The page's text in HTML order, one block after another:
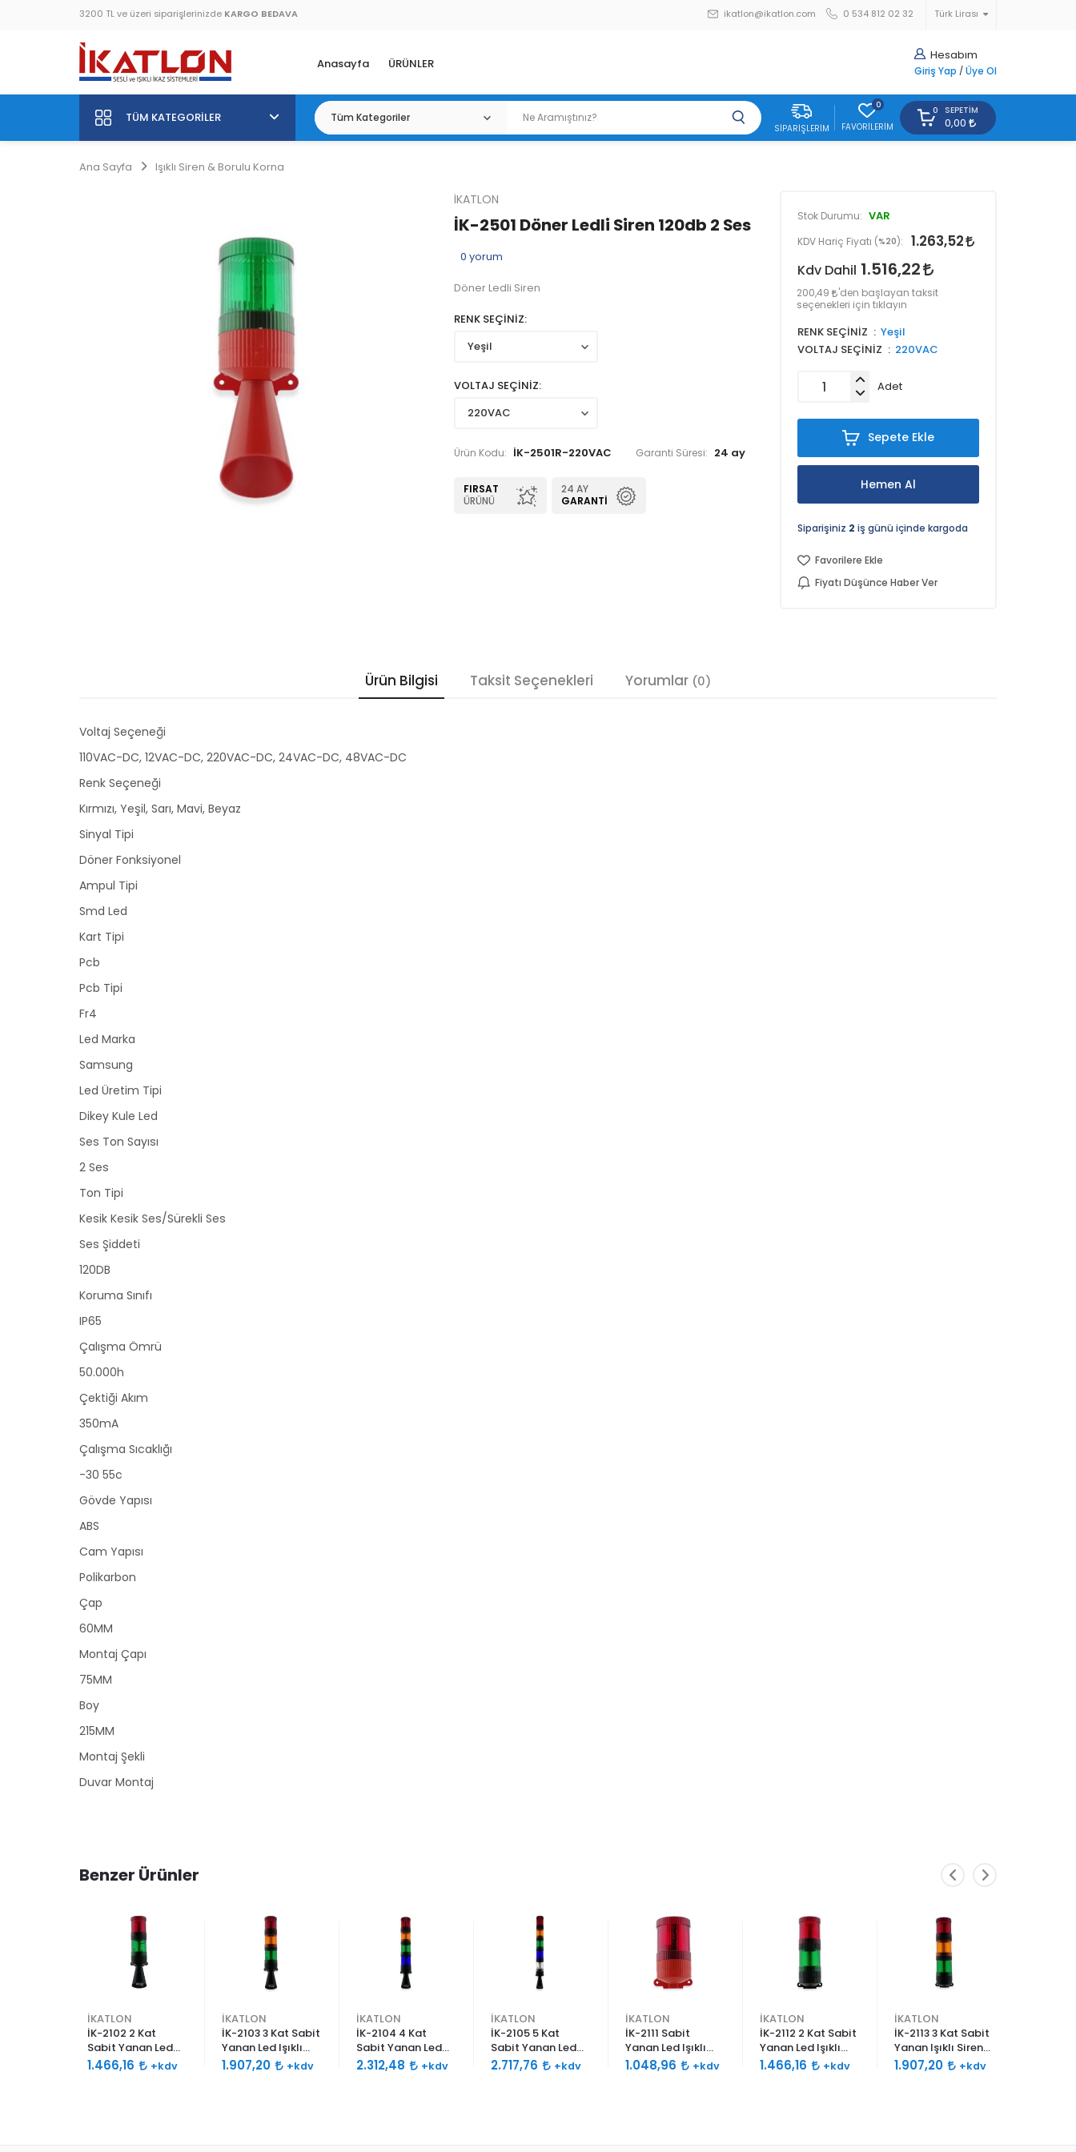
3200 TL ve üzeri siparişlerinizde KARGO BEDAVA Türk Lirası
ikatlon@ikatlon.com 0 534 812 02 32
Hesabım
Giriş Yap / Üye Ol
Anasayfa ÜRÜNLER
TÜM KATEGORILER
SIPARIŞLERIM
0
FAVORILERIM
0 SEPETIM
0,00
Ana Sayfa Işıklı Siren & Borulu Korna
İKATLON
İK-2501 Döner Ledli Siren 120db 2 Ses
0 yorum
Döner Ledli Siren
RENK SEÇİNİZ
VOLTAJ SEÇİNİZ
Ürün Kodu: İK-2501R-220VAC Garanti Süresi: 24 ay
FIRSAT
ÜRÜNÜ
24 AY
GARANTI
Stok Durumu: VAR
KDV Hariç Fiyatı (%20 ): 1.263,52
Kdv Dahil 1.516,22
200,49
'den başlayan taksit
seçenekleri için tıklayın
RENK SEÇİNİZ
Yeşil
VOLTAJ SEÇİNİZ
220VAC
Adet
Sepete Ekle
Hemen Al
Siparişiniz 2 iş günü içinde kargoda
Favorilere Ekle
Fiyatı Düşünce Haber Ver
Ürün Bilgisi Taksit Seçenekleri Yorumlar (0)
Voltaj Seçeneği
110VAC-DC, 12VAC-DC, 220VAC-DC, 24VAC-DC, 48VAC-DC
Renk Seçeneği
Kırmızı, Yeşil, Sarı, Mavi, Beyaz
Sinyal Tipi
Döner Fonksiyonel
Ampul Tipi
Smd Led
Kart Tipi
Pcb
Pcb Tipi
Fr4
Led Marka
Samsung
Led Üretim Tipi
Dikey Kule Led
Ses Ton Sayısı
2 Ses
Ton Tipi
Kesik Kesik Ses/Sürekli Ses
Ses Şiddeti
120DB
Koruma Sınıfı
IP65
Çalışma Ömrü
50.000h
Çektiği Akım
350mA
Çalışma Sıcaklığı
-30 55c
Gövde Yapısı
ABS
Cam Yapısı
Polikarbon
Çap
60MM
Montaj Çapı
75MM
Boy
215MM
Montaj Şekli
Duvar Montaj
Benzer Ürünler
İKATLON
İK-2102 2 Kat
Sabit Yanan Led
Işıklı Siren 120db
1.466,16 +kdv
İKATLON
İK-2103 3 Kat Sabit
Yanan Led Işıklı
Siren 120db Çift
1.907,20 +kdv
İKATLON
İK-2104 4 Kat
Sabit Yanan Led
Işıklı Siren 120db
2.312,48 +kdv
İKATLON
İK-2105 5 Kat
Sabit Yanan Led
Işıklı Siren 120db
2.717,76 +kdv
İKATLON
İK-2111 Sabit
Yanan Led Işıklı
Siren 120db Çift
1.048,96 +kdv
İKATLON
İK-2112 2 Kat Sabit
Yanan Led Işıklı
Siren 120db Çift
1.466,16 +kdv
İKATLON
İK-2113 3 Kat Sabit
Yanan Işıklı Siren
120db Çift Sesli
1.907,20 +kdv